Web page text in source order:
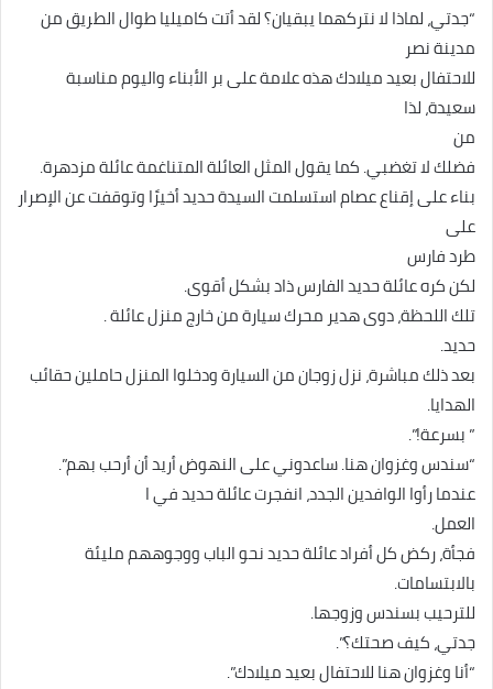
“جدتي، لماذا لا نتركهما يبقيان؟ لقد أتت كاميليا طوال الطريق من
مدينة نصر
للاحتفال بعيد ميلادك هذه علامة على بر الأبناء واليوم مناسبة
سعيدة، لذا
من
فضلك لا تغضبي. كما يقول المثل العائلة المتناغمة عائلة مزدهرة.
بناء على إقناع عصام استسلمت السيدة حديد أخيرًا وتوقفت عن الإصرار
على
طرد فارس
لكن كره عائلة حديد الفارس ذاد بشكل أقوى.
تلك اللحظة، دوى هدير محرك سيارة من خارج منزل عائلة .
حديد.
بعد ذلك مباشرة، نزل زوجان من السيارة ودخلوا المنزل حاملين حقائب
الهدايا.
” بسرعة!”.
“سندس وغزوان هنا. ساعدوني على النهوض أريد أن أرحب بهم”.
عندما رأوا الوافدين الجدد، انفجرت عائلة حديد في ا
العمل.
فجأة، ركض كل أفراد عائلة حديد نحو الباب ووجوههم مليئة
بالابتسامات.
للترحيب بسندس وزوجها.
جدتي، كيف صحتك؟”.
“أنا وغزوان هنا للاحتفال بعيد ميلادك”.